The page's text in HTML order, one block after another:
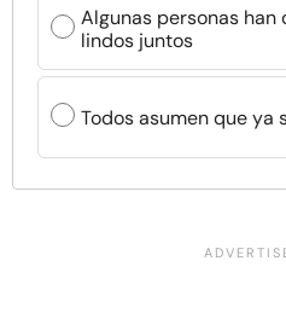
Algunas personas
lindos juntos
Todos asumen que ya